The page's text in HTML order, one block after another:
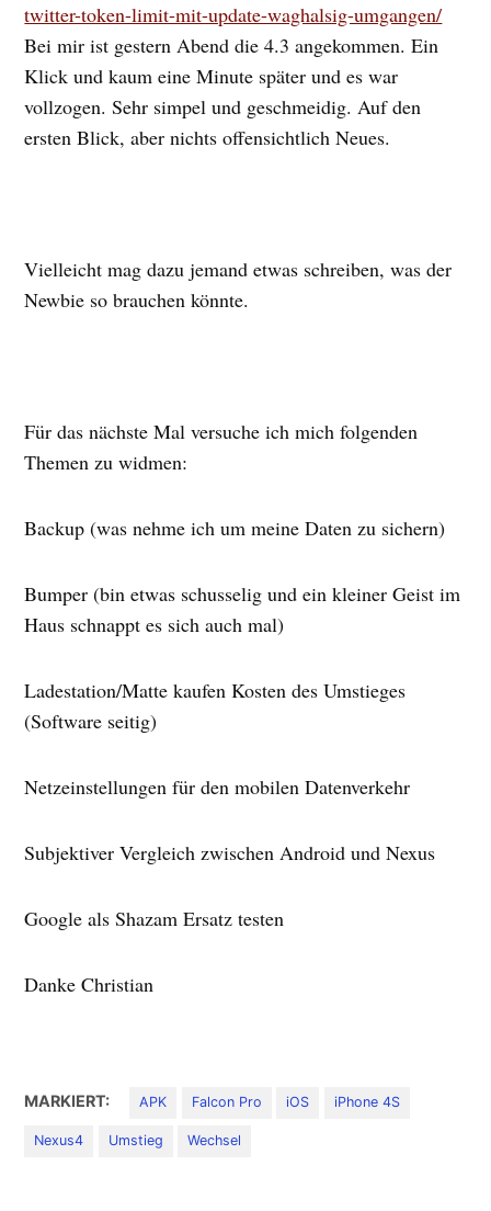
twitter-token-limit-mit-update-waghalsig-umgangen/
Bei mir ist gestern Abend die 4.3 angekommen. Ein
Klick und kaum eine Minute später und es war
vollzogen. Sehr simpel und geschmeidig. Auf den
ersten Blick, aber nichts offensichtlich Neues.
Vielleicht mag dazu jemand etwas schreiben, was der
Newbie so brauchen könnte.
Für das nächste Mal versuche ich mich folgenden
Themen zu widmen:
Backup (was nehme ich um meine Daten zu sichern)
Bumper (bin etwas schusselig und ein kleiner Geist im
Haus schnappt es sich auch mal)
Ladestation/Matte kaufen Kosten des Umstieges
(Software seitig)
Netzeinstellungen für den mobilen Datenverkehr
Subjektiver Vergleich zwischen Android und Nexus
Google als Shazam Ersatz testen
Danke Christian
MARKIERT: APK Falcon Pro iOS iPhone 4S
Nexus4 Umstieg Wechsel